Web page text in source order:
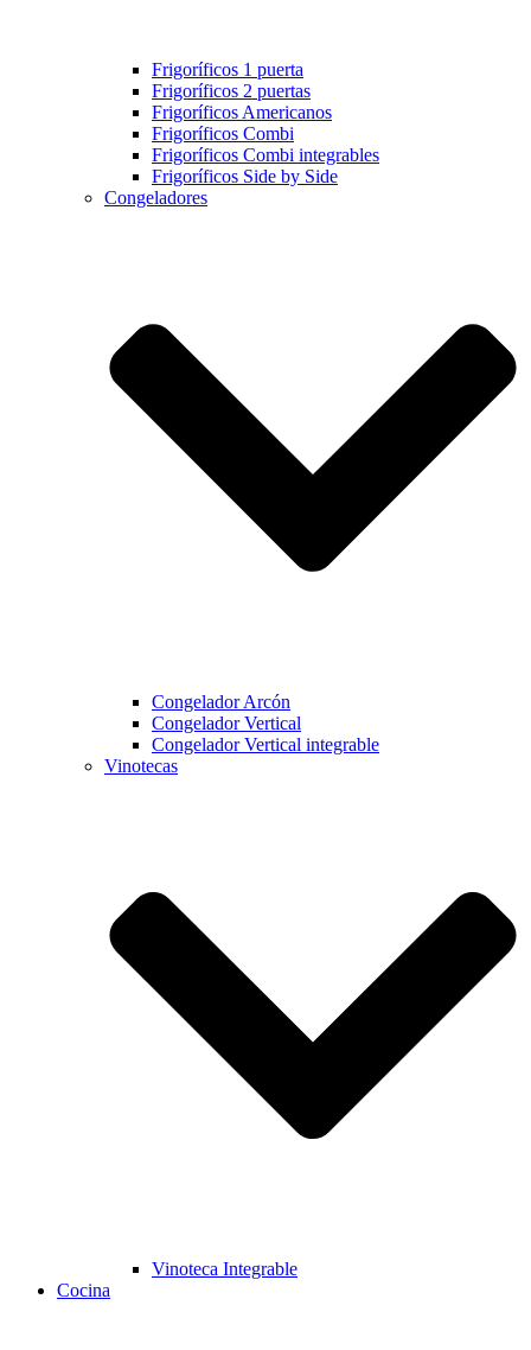
Frigoríficos 1 puerta
Frigoríficos 2 puertas
Frigoríficos Americanos
Frigoríficos Combi
Frigoríficos Combi integrables
Frigoríficos Side by Side
Congeladores
Congelador Arcón
Congelador Vertical
Congelador Vertical integrable
Vinotecas
Vinoteca Integrable
Cocina